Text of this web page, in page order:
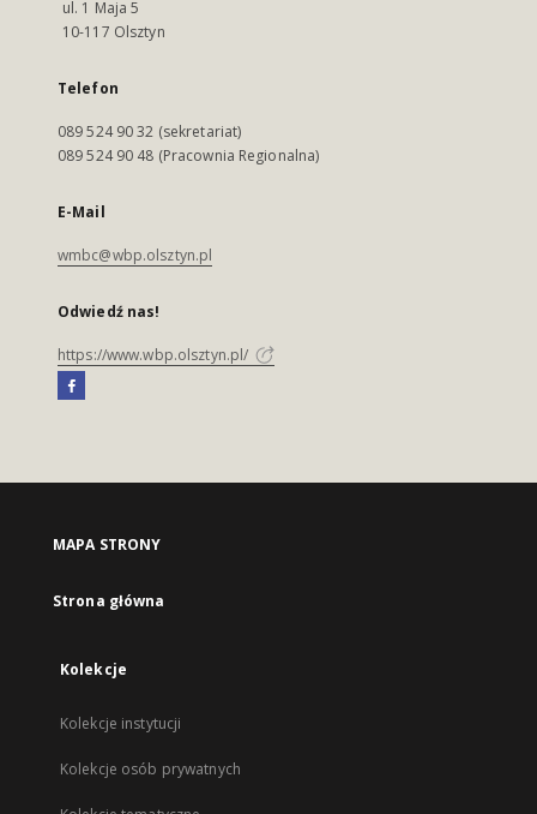
ul. 1 Maja 5
10-117 Olsztyn
Telefon
089 524 90 32 (sekretariat)
089 524 90 48 (Pracownia Regionalna)
E-Mail
wmbc@wbp.olsztyn.pl
Odwiedź nas!
https://www.wbp.olsztyn.pl/
MAPA STRONY
Strona główna
Kolekcje
Kolekcje instytucji
Kolekcje osób prywatnych